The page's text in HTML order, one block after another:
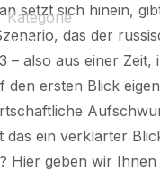
Kategorie
VPZ
setzt sich hinein,
das der
– also aus einer
ersten Blick
ein verklärter
Hier geben wir